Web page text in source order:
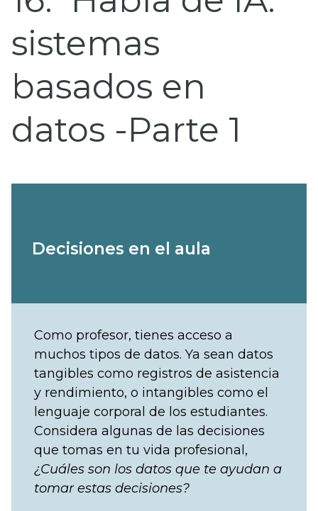
sistemas
basados en
datos -Parte 1
Decisiones en el aula
Como profesor, tienes acceso a
muchos tipos de datos. Ya sean datos
tangibles como registros de asistencia
y rendimiento, o intangibles como el
lenguaje corporal de los estudiantes.
Considera algunas de las decisiones
que tomas en tu vida profesional,
¿Cuáles son los datos que te ayudan a
tomar estas decisiones?